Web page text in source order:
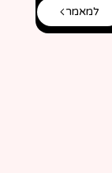
למאמר